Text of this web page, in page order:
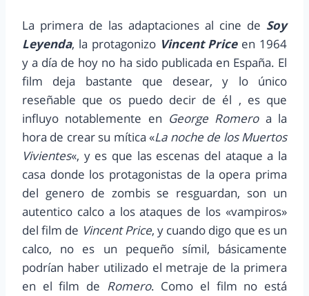
La primera de las adaptaciones al cine de Soy
Leyenda, la protagonizo Vincent Priceen 1964
y a día de hoy no ha sido publicada en España. El
film deja bastante que desear, y lo único
reseñable que os puedo decir de él , es que
influyo notablemente en George Romeroa la
hora de crear su mítica «La noche de los Muertos
Vivientes«, y es que las escenas del ataque a la
casa donde los protagonistas de la opera prima
del genero de zombis se resguardan, son un
autentico calco a los ataques de los «vampiros»
del film de Vincent Price, y cuando digo que es un
calco, no es un pequeño símil, básicamente
podrían haber utilizado el metraje de la primera
en el film de Romero. Como el film no está